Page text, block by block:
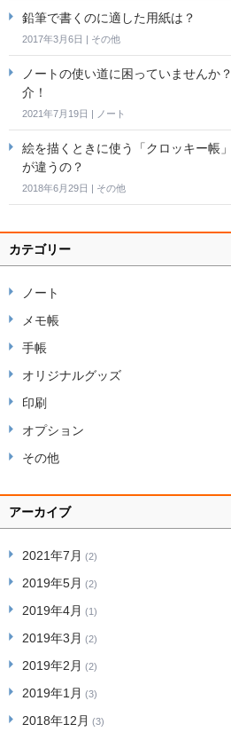
鉛筆で書くのに適した用紙は？
2017年3月6日 | その他
ノートの使い道に困っていませんか
介！
2021年7月19日 | ノート
絵を描くときに使う「クロッキー帳
が違うの？
2018年6月29日 | その他
カテゴリー
ノート
メモ帳
手帳
オリジナルグッズ
印刷
オプション
その他
アーカイブ
2021年7月 (2)
2019年5月 (2)
2019年4月 (1)
2019年3月 (2)
2019年2月 (2)
2019年1月 (3)
2018年12月 (3)